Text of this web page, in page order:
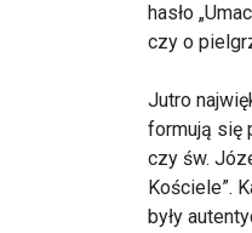
hasło
czy o
Jutro
formują się
czy św.
Kościele”.
były